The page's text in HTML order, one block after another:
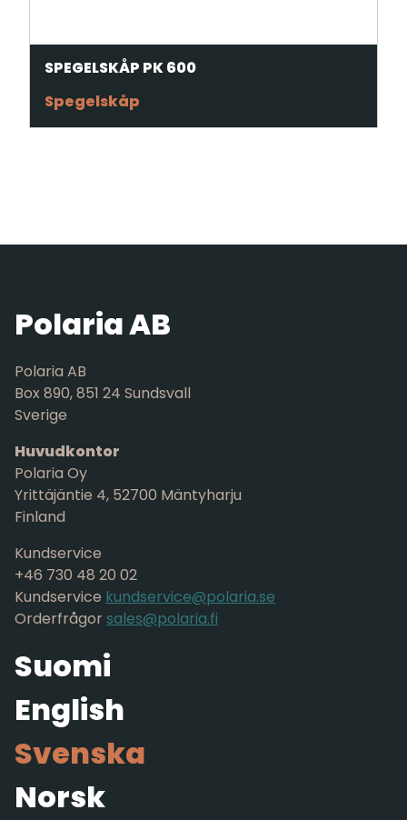
SPEGELSKÅP PK 600
Spegelskåp
Polaria AB
Polaria AB
Box 890, 851 24 Sundsvall
Sverige
Huvudkontor
Polaria Oy
Yrittäjäntie 4, 52700 Mäntyharju
Finland
Kundservice
+46 730 48 20 02
Kundservice kundservice@polaria.se
Orderfrågorsales@polaria.fi
Suomi
English
Svenska
Norsk